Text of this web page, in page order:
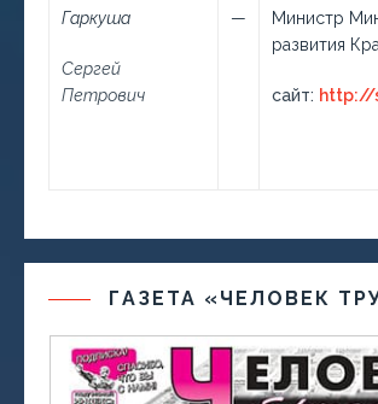
Гаркуша
Сергей
Петрович
—
Министр
развития
сайт: http://
ГАЗЕТА «ЧЕЛОВЕК